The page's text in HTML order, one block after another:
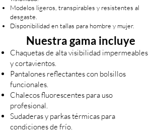
Modelos ligeros, transpirables y resistentes al
desgaste.
Disponibilidad en tallas para hombre y mujer.
Nuestra gama incluye
Chaquetas de alta visibilidad impermeables
y cortavientos.
Pantalones reflectantes con bolsillos
funcionales.
Chalecos fluorescentes para uso
profesional.
Sudaderas y parkas térmicas para
condiciones de frío.